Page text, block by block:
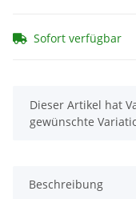
Sofort verfügbar
x
Dieser Artikel hat
gewünschte
Beschreibung